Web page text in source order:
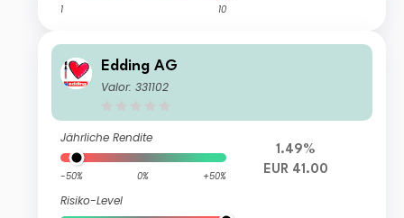
1 10
Edding AG
Valor: 331102
Jährliche Rendite
-50% 0% +50%
Risiko-Level
1.49%
EUR 41.00